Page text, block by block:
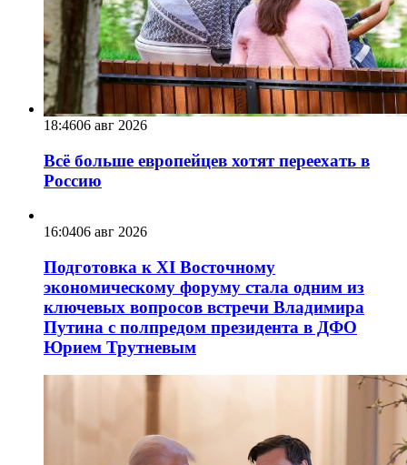
18:4606 авг 2026
Всё больше европейцев хотят переехать в
Россию
16:0406 авг 2026
Подготовка к XI Восточному
экономическому форуму стала одним из
ключевых вопросов встречи Владимира
Путина с полпредом президента в ДФО
Юрием Трутневым